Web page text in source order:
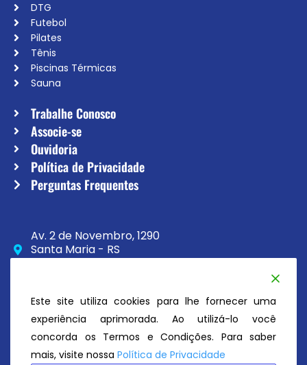
DTG
Futebol
Pilates
Tênis
Piscinas Térmicas
Sauna
Trabalhe Conosco
Associe-se
Ouvidoria
Política de Privacidade
Perguntas Frequentes
Av. 2 de Novembro, 1290
Santa Maria - RS
CEP 97020-230
secretaria@atc.esp.br
Este site utiliza cookies para lhe fornecer uma
experiência aprimorada. Ao utilizá-lo você
concorda os Termos e Condições. Para saber
mais, visite nossa Política de Privacidade